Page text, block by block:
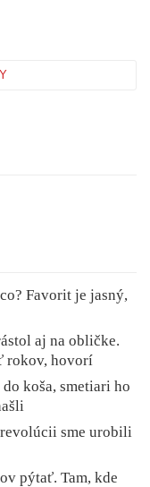
Favorit je jasný,
aj na obličke.
rokov, hovorí
koša, smetiari ho
sme urobili
pýtať. Tam, kde